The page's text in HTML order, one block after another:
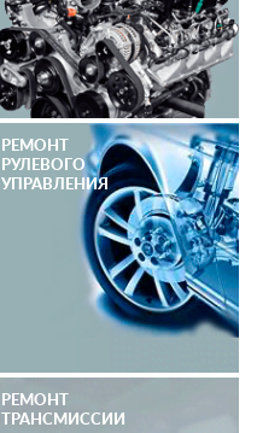
РЕМОНТ
РУЛЕВОГО
УПРАВЛЕНИЯ
РЕМОНТ
ТРАНСМИССИИ